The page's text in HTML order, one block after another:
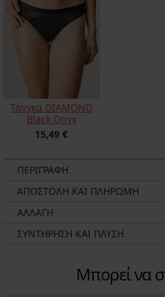
Τάνγκα DIAMOND
Black Onyx
15,49 €
ΠΕΡΙΓΡΑΦΗ
ΑΠΟΣΤΟΛΗ ΚΑΙ ΠΛΗΡΩΜΗ
ΑΛΛΑΓΗ
ΣΥΝΤΗΡΗΣΗ ΚΑΙ ΠΛΥΣΗ
Μπορεί να